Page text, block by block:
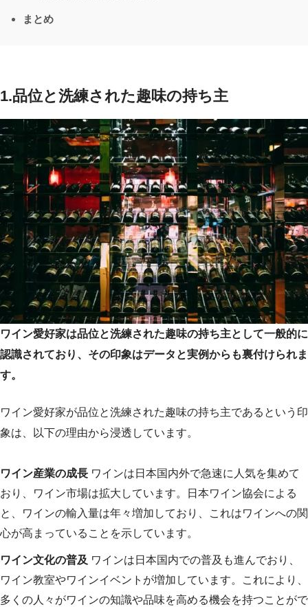
まとめ
1.品位と洗練された趣味の持ち主
ワイン愛好家は品位と洗練された趣味の持ち主として一般的に
認識されており、その印象はデータと実例からも裏付けられま
す。
ワイン愛好家が品位と洗練された趣味の持ち主であるという印
象は、以下の理由から浸透しています。
ワイン産業の成長 ワインは日本国内外で急速に人気を集めて
おり、ワイン市場は拡大しています。日本ワイン協会による
と、ワインの輸入量は年々増加しており、これはワインへの関
心が高まっていることを示しています。
ワイン文化の普及 ワインは日本国内での普及も進んでおり、
ワイン教室やワインイベントが増加しています。これにより、
多くの人々がワインの知識や品味を高める機会を持つことがで